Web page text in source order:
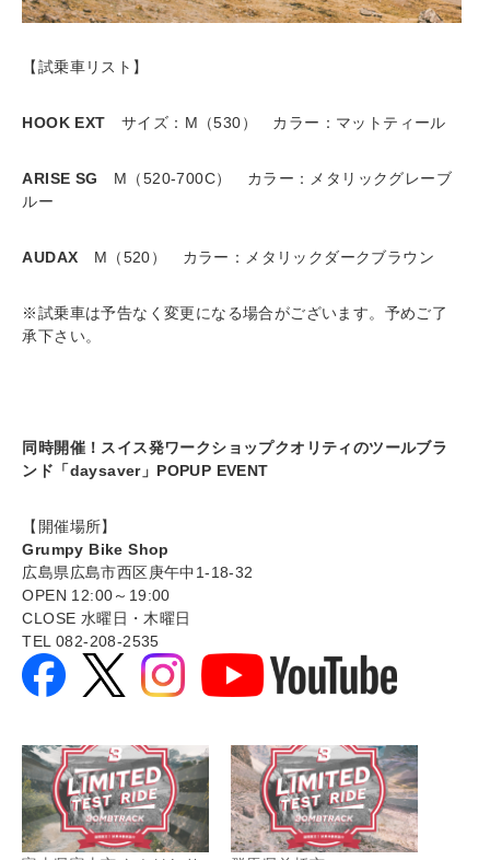
【試乗車リスト】
HOOK EXT サイズ：M（530） カラー：マットティール
ARISE SG M（520-700C） カラー：メタリックグレーブ
ルー
AUDAX M（520） カラー：メタリックダークブラウン
※試乗車は予告なく変更になる場合がございます。予めご了
承下さい。
同時開催！スイス発ワークショップクオリティのツールブラ
ンド「daysaver」POPUP EVENT
【開催場所】
Grumpy Bike Shop
広島県広島市西区庚午中1-18-32
OPEN 12:00～19:00
CLOSE 水曜日・木曜日
TEL 082-208-2535